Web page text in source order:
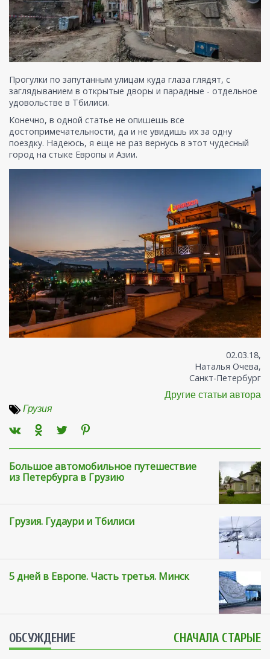
Прогулки по запутанным улицам куда глаза глядят, с
заглядыванием в открытые дворы и парадные - отдельное
удовольстве в Тбилиси.
Конечно, в одной статье не опишешь все
достопримечательности, да и не увидишь их за одну
поездку. Надеюсь, я еще не раз вернусь в этот чудесный
город на стыке Европы и Азии.
02.03.18,
Наталья Очева,
Санкт-Петербург
Другие статьи автора
Грузия
Большое автомобильное путешествие
из Петербурга в Грузию
Грузия. Гудаури и Тбилиси
5 дней в Европе. Часть третья. Минск
ОБСУЖДЕНИЕ СНАЧАЛА СТАРЫЕ